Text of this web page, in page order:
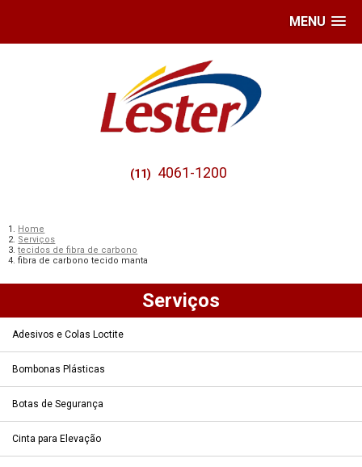
MENU
(11) 4061-1200
Home
Serviços
tecidos de fibra de carbono
fibra de carbono tecido manta
Serviços
Adesivos e Colas Loctite
Bombonas Plásticas
Botas de Segurança
Cinta para Elevação